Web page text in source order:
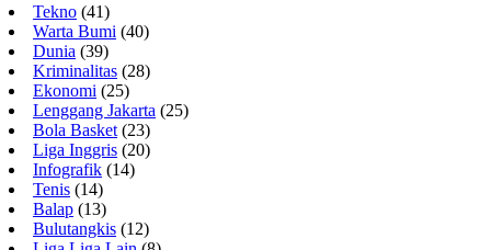
Tekno (41)
Warta Bumi (40)
Dunia (39)
Kriminalitas (28)
Ekonomi (25)
Lenggang Jakarta (25)
Bola Basket (23)
Liga Inggris (20)
Infografik (14)
Tenis (14)
Balap (13)
Bulutangkis (12)